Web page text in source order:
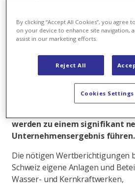
Produktionsanlagen sowie im
Energiebezugsverträge aus
vornehmen muss. Zudem passt
Abschreibungsdauer bei den
Die Wertanpassungen des
das Betriebsergebnis (EBIT)
Mia. CHF belasten. Davon fallen
werden zu einem signifikant
Unternehmensergebnis führen.
Die nötigen Wertberichtigungen
Schweiz eigene Anlagen und
Wasser- und Kernkraftwerken,
By clicking “Accept All Cookies”, you agree
on your device to enhance site navigation,
assist in our marketing efforts.
Reject All
Cookies Settings